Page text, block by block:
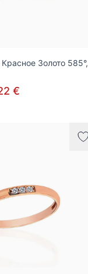
Золото 585°,
€